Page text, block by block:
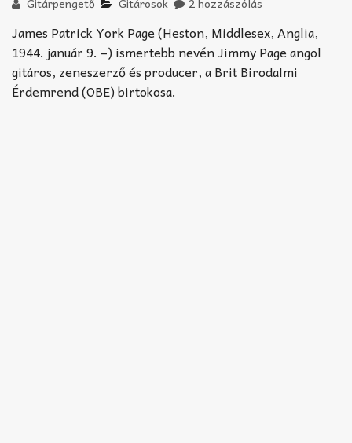
TABok
Improvizáció
James Patrick York Page (Heston, Middlesex, Anglia,
1944. január 9. –) ismertebb nevén Jimmy Page angol
gitáros, zeneszerző és producer, a Brit Birodalmi
Érdemrend (OBE) birtokosa.